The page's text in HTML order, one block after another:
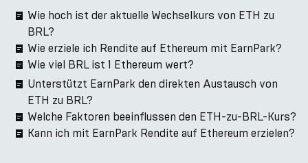
Wie hoch ist der aktuelle Wechselkurs von ETH zu
BRL?
Wie erziele ich Rendite auf Ethereum mit EarnPark?
Wie viel BRL ist 1 Ethereum wert?
Unterstützt EarnPark den direkten Austausch von
ETH zu BRL?
Welche Faktoren beeinflussen den ETH-zu-BRL-Kurs?
Kann ich mit EarnPark Rendite auf Ethereum erzielen?